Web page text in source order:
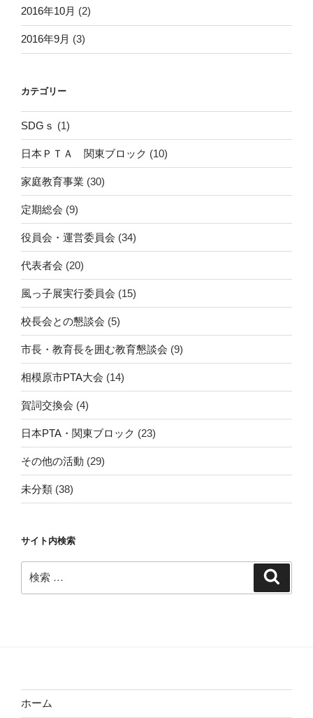
2016年10月 (2)
2016年9月 (3)
カテゴリー
SDGｓ (1)
日本ＰＴＡ 関東ブロック (10)
家庭教育事業 (30)
定期総会 (9)
役員会・運営委員会 (34)
代表者会 (20)
風っ子展実行委員会 (15)
校長会との懇談会 (5)
市長・教育長を囲む教育懇談会 (9)
相模原市PTA大会 (14)
賀詞交換会 (4)
日本PTA・関東ブロック (23)
その他の活動 (29)
未分類 (38)
サイト内検索
索:
ホーム